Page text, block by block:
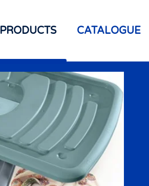
PRODUCTS CATALOGUE